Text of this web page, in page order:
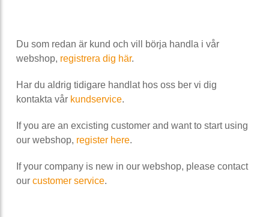
Du som redan är kund och vill börja handla i vår
webshop, registrera dig här.
Har du aldrig tidigare handlat hos oss ber vi dig
kontakta vår kundservice.
If you are an excisting customer and want to start using
our webshop, register here.
If your company is new in our webshop, please contact
our customer service.